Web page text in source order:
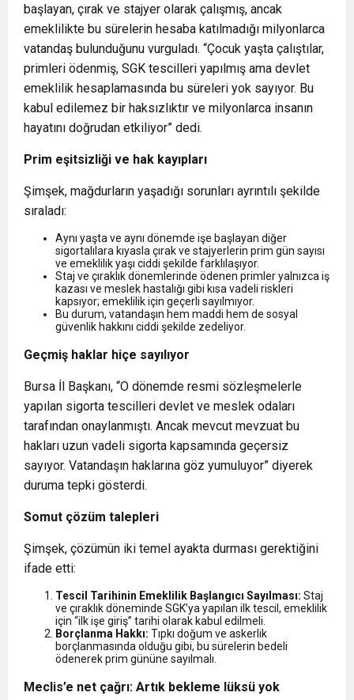
başlayan, çırak ve stajyer olarak çalışmış, ancak
emeklilikte bu sürelerin hesaba katılmadığı milyonlarca
vatandaş bulunduğunu vurguladı. “Çocuk yaşta çalıştılar,
primleri ödenmiş, SGK tescilleri yapılmış ama devlet
emeklilik hesaplamasında bu süreleri yok sayıyor. Bu
kabul edilemez bir haksızlıktır ve milyonlarca insanın
hayatını doğrudan etkiliyor” dedi.
Prim eşitsizliği ve hak kayıpları
Şimşek, mağdurların yaşadığı sorunları ayrıntılı şekilde
sıraladı:
Aynı yaşta ve aynı dönemde işe başlayan diğer
sigortalılara kıyasla çırak ve stajyerlerin prim gün sayısı
ve emeklilik yaşı ciddi şekilde farklılaşıyor.
Staj ve çıraklık dönemlerinde ödenen primler yalnızca iş
kazası ve meslek hastalığı gibi kısa vadeli riskleri
kapsıyor; emeklilik için geçerli sayılmıyor.
Bu durum, vatandaşın hem maddi hem de sosyal
güvenlik hakkını ciddi şekilde zedeliyor.
Geçmiş haklar hiçe sayılıyor
Bursa İl Başkanı, “O dönemde resmi sözleşmelerle
yapılan sigorta tescilleri devlet ve meslek odaları
tarafından onaylanmıştı. Ancak mevcut mevzuat bu
hakları uzun vadeli sigorta kapsamında geçersiz
sayıyor. Vatandaşın haklarına göz yumuluyor” diyerek
duruma tepki gösterdi.
Somut çözüm talepleri
Şimşek, çözümün iki temel ayakta durması gerektiğini
ifade etti:
Tescil Tarihinin Emeklilik Başlangıcı Sayılması: Staj
ve çıraklık döneminde SGK’ya yapılan ilk tescil, emeklilik
için “ilk işe giriş” tarihi olarak kabul edilmeli.
Borçlanma Hakkı: Tıpkı doğum ve askerlik
borçlanmasında olduğu gibi, bu sürelerin bedeli
ödenerek prim gününe sayılmalı.
Meclis’e net çağrı: Artık bekleme lüksü yok